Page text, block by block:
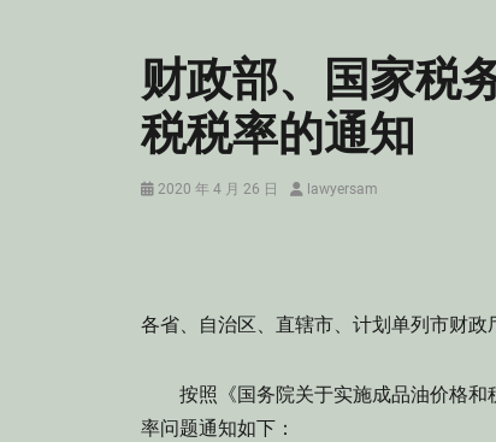
财政部、国家税
税税率的通知
Posted
2020 年 4 月 26 日 Authorlawyersam
各省、自治区、直辖市、计划单列市财政
按照《国务院关于实施成品油价格和
率问题通知如下：